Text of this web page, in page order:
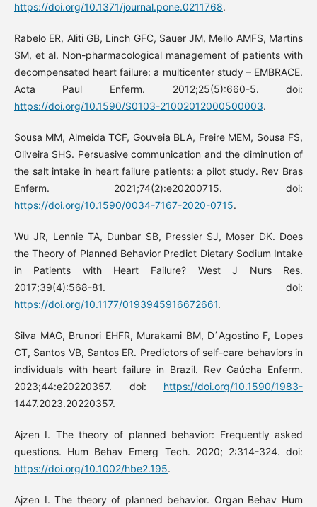
https://doi.org/10.1371/journal.pone.0211768.
Rabelo ER, Aliti GB, Linch GFC, Sauer JM, Mello AMFS, Martins
SM, et al. Non-pharmacological management of patients with
decompensated heart failure: a multicenter study – EMBRACE.
Acta Paul Enferm. 2012;25(5):660-5. doi:
https://doi.org/10.1590/S0103-21002012000500003.
Sousa MM, Almeida TCF, Gouveia BLA, Freire MEM, Sousa FS,
Oliveira SHS. Persuasive communication and the diminution of
the salt intake in heart failure patients: a pilot study. Rev Bras
Enferm. 2021;74(2):e20200715. doi:
https://doi.org/10.1590/0034-7167-2020-0715.
Wu JR, Lennie TA, Dunbar SB, Pressler SJ, Moser DK. Does
the Theory of Planned Behavior Predict Dietary Sodium Intake
in Patients with Heart Failure? West J Nurs Res.
2017;39(4):568-81. doi:
https://doi.org/10.1177/0193945916672661.
Silva MAG, Brunori EHFR, Murakami BM, D ́Agostino F, Lopes
CT, Santos VB, Santos ER. Predictors of self-care behaviors in
individuals with heart failure in Brazil. Rev Gaúcha Enferm.
2023;44:e20220357. doi: https://doi.org/10.1590/1983-
1447.2023.20220357.
Ajzen I. The theory of planned behavior: Frequently asked
questions. Hum Behav Emerg Tech. 2020; 2:314-324. doi:
https://doi.org/10.1002/hbe2.195.
Ajzen I. The theory of planned behavior. Organ Behav Hum